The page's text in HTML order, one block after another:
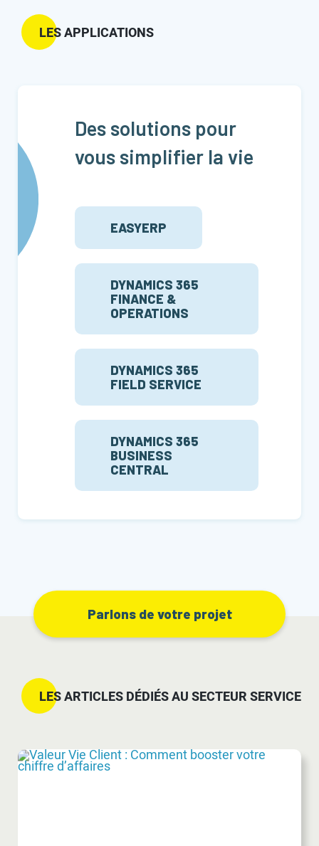
LES APPLICATIONS
Des solutions pour
vous simplifier la vie
EASYERP
DYNAMICS 365
FINANCE &
OPERATIONS
DYNAMICS 365
FIELD SERVICE
DYNAMICS 365
BUSINESS
CENTRAL
Parlons de votre projet
LES ARTICLES DÉDIÉS AU SECTEUR SERVICE